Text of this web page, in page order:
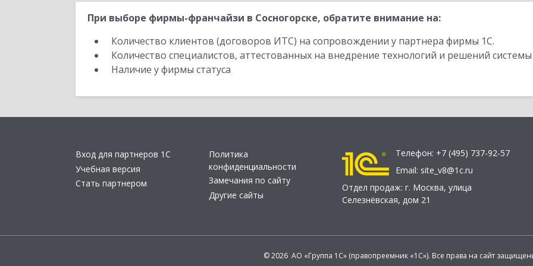
При выборе фирмы-франчайзи в Сосногорске, обратите внимание на:
Количество клиентов (договоров ИТС) на сопровождении у партнера фирмы 1С.
Количество специалистов, аттестованных на внедрение технологий и решений
Наличие у фирмы статуса
Вход для партнеров 1С
Учебная версия
Стать партнером
Политика
конфиденциальности
Замечания по сайту
Другие сайты
Телефон: +7 (495) 737-92-57
Email: site_v8@1c.ru
Отдел продаж: г. Москва, улица
Селезнёвская, дом 21
© 2026 АО «Группа 1С» (правопреемник «1С»). Все права на сайт